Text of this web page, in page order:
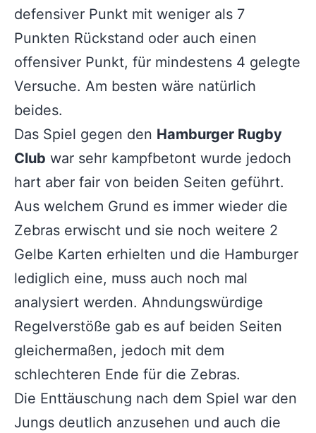
defensiver Punkt mit weniger als 7
Punkten Rückstand oder auch einen
offensiver Punkt, für mindestens 4 gelegte
Versuche. Am besten wäre natürlich
beides.
Das Spiel gegen den Hamburger Rugby
Club war sehr kampfbetont wurde jedoch
hart aber fair von beiden Seiten geführt.
Aus welchem Grund es immer wieder die
Zebras erwischt und sie noch weitere 2
Gelbe Karten erhielten und die Hamburger
lediglich eine, muss auch noch mal
analysiert werden. Ahndungswürdige
Regelverstöße gab es auf beiden Seiten
gleichermaßen, jedoch mit dem
schlechteren Ende für die Zebras.
Die Enttäuschung nach dem Spiel war den
Jungs deutlich anzusehen und auch die